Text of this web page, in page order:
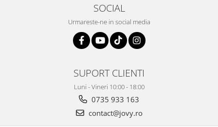
SOCIAL
Urmareste-ne in social media
SUPORT CLIENTI
Luni - Vineri 10:00 - 18:00
0735 933 163
contact@jovy.ro